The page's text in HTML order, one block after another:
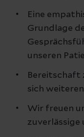
Eine
Grundlage
unseren
Bereitschaft
sich
Wir freuen
zuverlässige